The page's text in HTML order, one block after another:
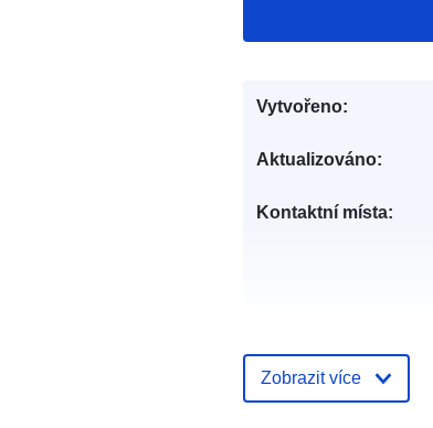
Vytvořeno:
Aktualizováno:
Kontaktní místa:
Zobrazit více